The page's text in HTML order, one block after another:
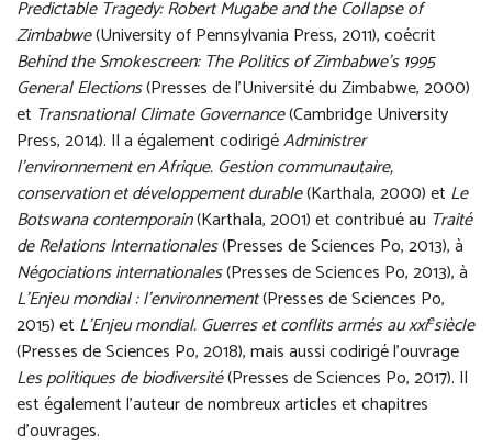
Predictable Tragedy: Robert Mugabe and the Collapse of
Zimbabwe(University of Pennsylvania Press, 2011), coécrit
Behind the Smokescreen: The Politics of Zimbabwe’s 1995
General Elections(Presses de l'Université du Zimbabwe, 2000)
et Transnational Climate Governance(Cambridge University
Press, 2014). Il a également codirigéAdministrer
l’environnement en Afrique. Gestion communautaire,
conservation et développement durable(Karthala, 2000) et Le
Botswana contemporain(Karthala, 2001) et contribué au Traité
de Relations Internationales(Presses de Sciences Po, 2013), à
Négociations internationales(Presses de Sciences Po, 2013), à
L’Enjeu mondial : l’environnement(Presses de Sciences Po,
2015) et L’Enjeu mondial. Guerres et conflits armés au xxiesiècle
(Presses de Sciences Po, 2018), mais aussi codirigé l'ouvrage
Les politiques de biodiversité(Presses de Sciences Po, 2017). Il
est également l’auteur de nombreux articles et chapitres
d’ouvrages.